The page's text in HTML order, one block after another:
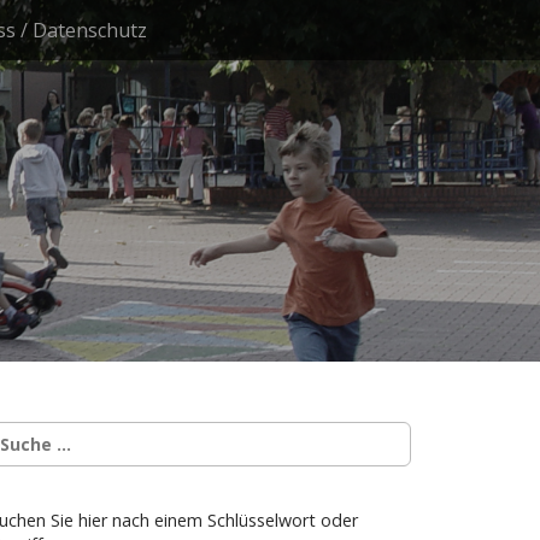
/ Datenschutz
Sie hier nach einem Schlüsselwort oder